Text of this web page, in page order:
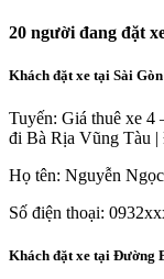
20 người đang đặt
Khách đặt xe tại Sài Gòn
Tuyến: Giá thuê xe 4
đi Bà Rịa Vũng Tàu
Họ tên: Nguyễn
Số điện thoại:
Khách đặt xe tại Đường